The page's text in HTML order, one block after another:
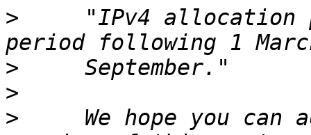
>
"IPv4 allocation
>
>
>
We hope you can